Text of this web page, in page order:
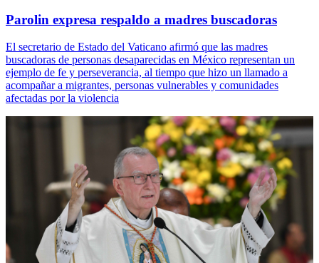
Parolin expresa respaldo a madres buscadoras
El secretario de Estado del Vaticano afirmó que las madres
buscadoras de personas desaparecidas en México representan un
ejemplo de fe y perseverancia, al tiempo que hizo un llamado a
acompañar a migrantes, personas vulnerables y comunidades
afectadas por la violencia